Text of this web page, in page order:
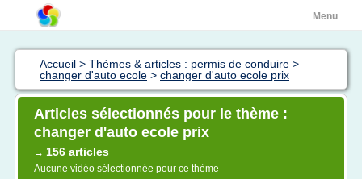
Menu
Accueil > Thèmes & articles : permis de conduire >
changer d'auto ecole > changer d'auto ecole prix
Articles sélectionnés pour le thème :
changer d'auto ecole prix
→ 156 articles
Aucune vidéo sélectionnée pour ce thème